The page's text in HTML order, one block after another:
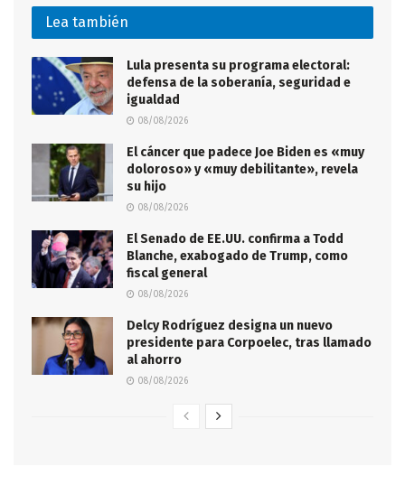
Lea también
Lula presenta su programa electoral:
defensa de la soberanía, seguridad e
igualdad
08/08/2026
El cáncer que padece Joe Biden es «muy
doloroso» y «muy debilitante», revela
su hijo
08/08/2026
El Senado de EE.UU. confirma a Todd
Blanche, exabogado de Trump, como
fiscal general
08/08/2026
Delcy Rodríguez designa un nuevo
presidente para Corpoelec, tras llamado
al ahorro
08/08/2026